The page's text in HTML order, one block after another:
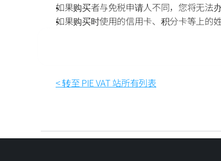
如果购买者与免税申请人不同，您将无法
如果购买时使用的信用卡、积分卡等上的
< 转至 PIE VAT 站所有列表